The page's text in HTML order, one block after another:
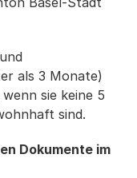
als 3 Monate)
sie keine 5
sind.
Dokumente im